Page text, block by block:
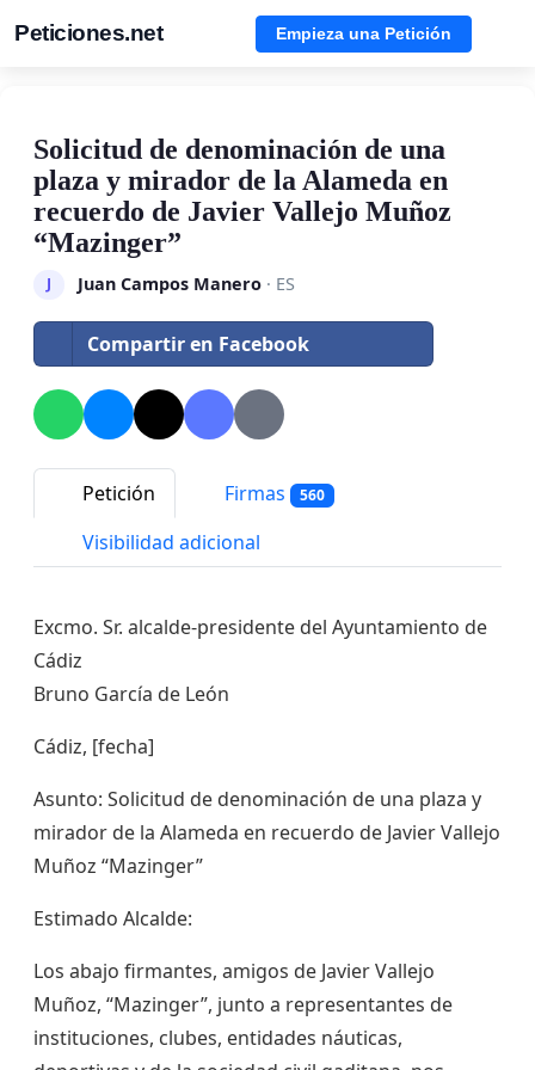
Peticiones.net Empieza una Petición
Solicitud de denominación de una
plaza y mirador de la Alameda en
recuerdo de Javier Vallejo Muñoz
“Mazinger”
J Juan Campos Manero· ES
Compartir en Facebook
Petición Firmas 560
Visibilidad adicional
Excmo. Sr. alcalde-presidente del Ayuntamiento de
Cádiz
Bruno García de León
Cádiz, [fecha]
Asunto: Solicitud de denominación de una plaza y
mirador de la Alameda en recuerdo de Javier Vallejo
Muñoz “Mazinger”
Estimado Alcalde:
Los abajo firmantes, amigos de Javier Vallejo
Muñoz, “Mazinger”, junto a representantes de
instituciones, clubes, entidades náuticas,